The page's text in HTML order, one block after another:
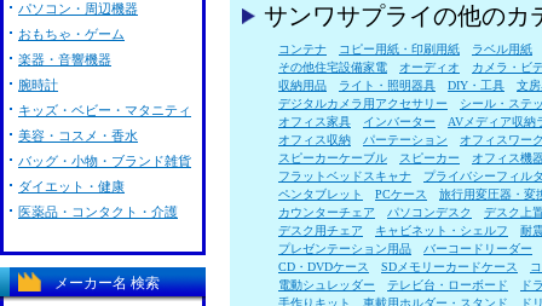
サンワサプライの他のカ
コンテナ コピー用紙・印刷用紙
ラベル用紙
その他住宅設備家電
オーディオ
カメラ・ビ
収納用品
ライト・照明器具 DIY・工具
文
デジタルカメラ用アクセサリー
シール・ステ
オフィス家具
インバーター
AVメディア収納
オフィス収納
パーテーション
オフィスワー
スピーカーケーブル
スピーカー
オフィス機
フラットベッドスキャナ
プライバシーフィル
ペンタブレット
PCケース
旅行用変圧器・変
カウンターチェア
パソコンデスク
デスク上
デスク用チェア
キャビネット・シェルフ
耐
プレゼンテーション用品
バーコードリーダー
CD・DVDケース
SDメモリーカードケース
電動シュレッダー
テレビ台・ローボード
ド
手作りキット
車載用ホルダー・スタンド
ド
パソコン・周辺機器
おもちゃ・ゲーム
楽器・音響機器
腕時計
キッズ・ベビー・マタニティ
美容・コスメ・香水
バッグ・小物・ブランド雑貨
ダイエット・健康
医薬品・コンタクト・介護
メーカー名 検索